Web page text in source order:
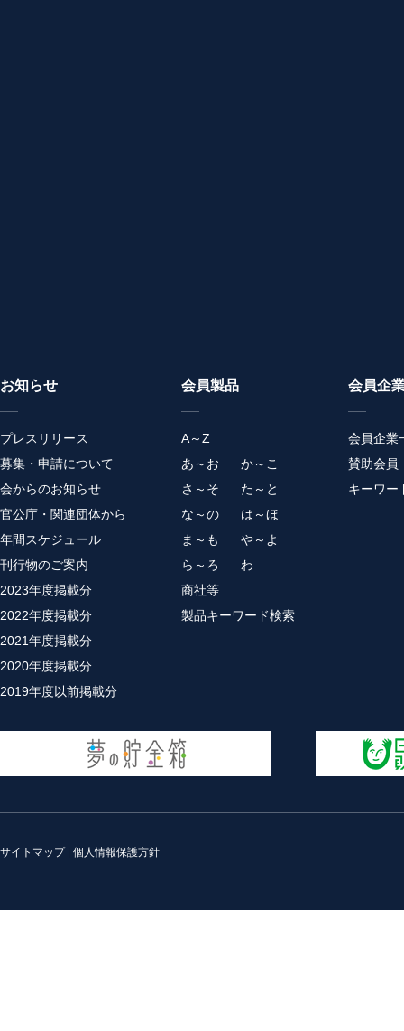
お知らせ
プレスリリース
募集・申請について
会からのお知らせ
官公庁・関連団体から
年間スケジュール
刊行物のご案内
2023年度掲載分
2022年度掲載分
2021年度掲載分
2020年度掲載分
2019年度以前掲載分
会員製品
A～Z
あ～お
か～こ
さ～そ
た～と
な～の
は～ほ
ま～も
や～よ
ら～ろ
わ
商社等
製品キーワード検索
会員企
会員企業
賛助会員
キーワー
サイトマップ| 個人情報保護方針